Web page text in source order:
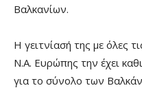
Βαλκανίων.
Η γειτνίασή της με όλες
Ν.Α. Ευρώπης την έχει
για το σύνολο των